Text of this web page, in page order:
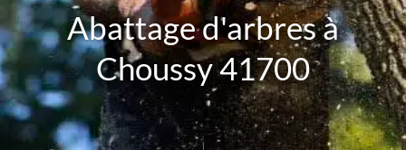
Abattage d'arbres à
Choussy 41700